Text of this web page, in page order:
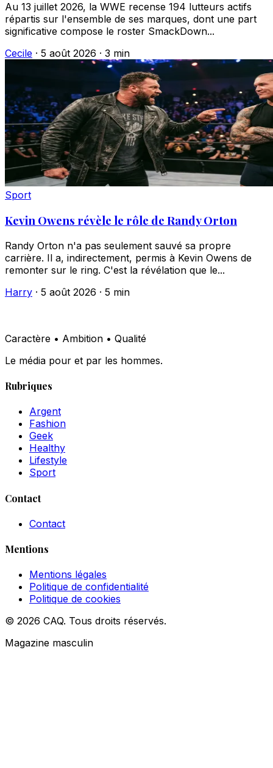
Au 13 juillet 2026, la WWE recense 194 lutteurs actifs
répartis sur l'ensemble de ses marques, dont une part
significative compose le roster SmackDown...
Cecile · 5 août 2026 · 3 min
Sport
Kevin Owens révèle le rôle de Randy Orton
Randy Orton n'a pas seulement sauvé sa propre
carrière. Il a, indirectement, permis à Kevin Owens de
remonter sur le ring. C'est la révélation que le...
Harry · 5 août 2026 · 5 min
Caractère • Ambition • Qualité
Le média pour et par les hommes.
Rubriques
Argent
Fashion
Geek
Healthy
Lifestyle
Sport
Contact
Contact
Mentions
Mentions légales
Politique de confidentialité
Politique de cookies
© 2026 CAQ. Tous droits réservés.
Magazine masculin